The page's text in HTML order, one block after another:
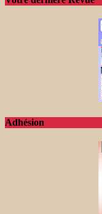
Adhésion